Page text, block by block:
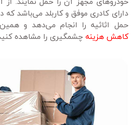
دارای کادری موفق و کاربلد می‌باشد که
حمل اثاثیه را انجام می‌دهد و
کاهش هزینه چشمگیری را مشاهده